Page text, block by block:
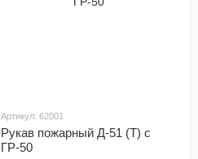
Артикул: 62001
Рукав пожарный Д-51 (Т) с
ГР-50